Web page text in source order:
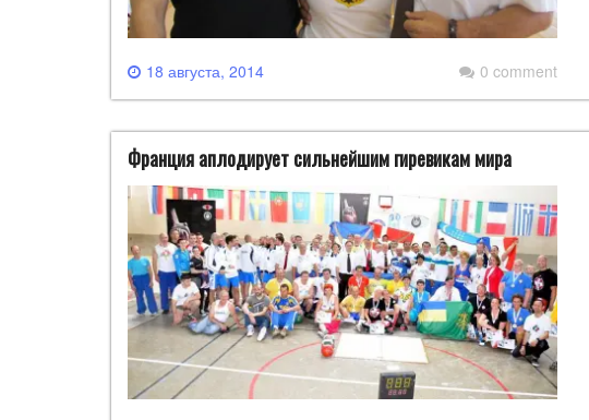
18 августа, 2014 0 comment
Франция аплодирует сильнейшим гиревикам мира